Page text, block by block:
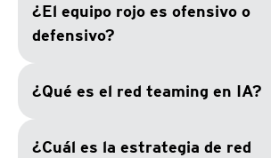
¿El equipo rojo es ofensivo o
defensivo?
¿Qué es el red teaming en IA?
¿Cuál es la estrategia de red